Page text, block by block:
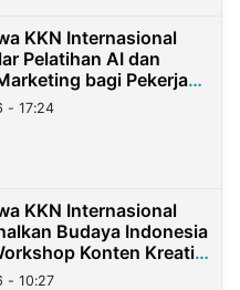
KKN Internasional
Pelatihan AI dan
bagi Pekerja
di Taiwan
- 17:24
KKN Internasional
Budaya Indonesia
Konten Kreatif
- 10:27